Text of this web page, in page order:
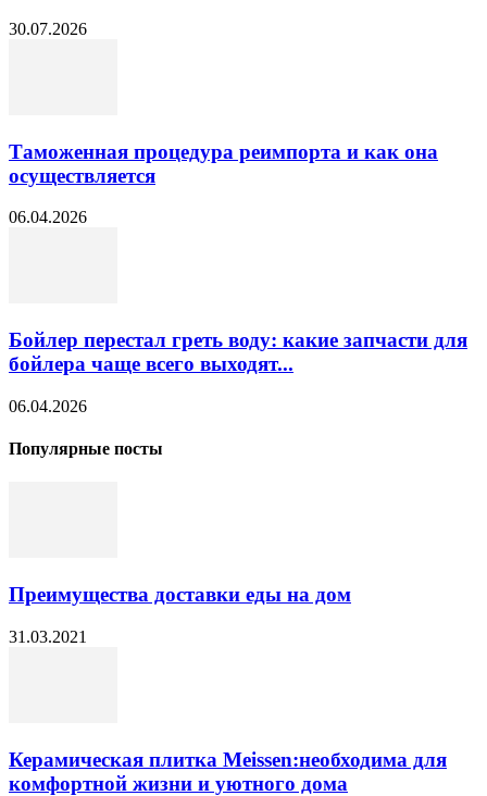
30.07.2026
Таможенная процедура реимпорта и как она
осуществляется
06.04.2026
Бойлер перестал греть воду: какие запчасти для
бойлера чаще всего выходят...
06.04.2026
Популярные посты
Преимущества доставки еды на дом
31.03.2021
Керамическая плитка Meissen:необходима для
комфортной жизни и уютного дома